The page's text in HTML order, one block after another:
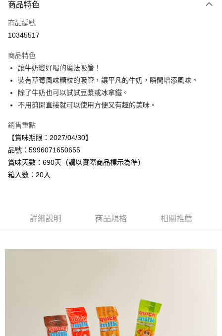
信用卡一次付款
LINE Pay
街口支付
悠遊付
Google Pay
全盈+PAY
AFTEE先享後付
相關說明
【關於「AFTEE先享後付」】
AFTEE先享後付是「在收到商品之後才付款」的支付方式。 讓您購物簡單
便利好安心！
【「AFTEE先享後付」結帳流程】
２．訂單成立數日內，您將收到繳費通知簡訊。
※ 交易是否成功請以「AFTEE先享後付 」之結帳頁面顯示為準，若有關於
是否繳費成功／繳費後需取消欲退款等相關疑問，請聯繫「AFTEE先享後付
客戶支援中心」https://netprotections.freshdesk.com/support/home
運送方式
商品特色
商品編號
10345517
商品特色
讓牛奶變好喝的魔法吸管！
裝有草莓風味糖粒的吸管，讓平凡的牛奶，瞬間增添風味。
除了牛奶也可以試試豆漿或冰拿鐵。
不用剪開直接就可以使用方便又有趣的美味。
銷售重點
【賞味期限：2027/04/30】
品號：5996071650655
賞味天數：690天（請以實際商品標示為準）
箱入數：20入
詳細說明 商品規格 相關推薦